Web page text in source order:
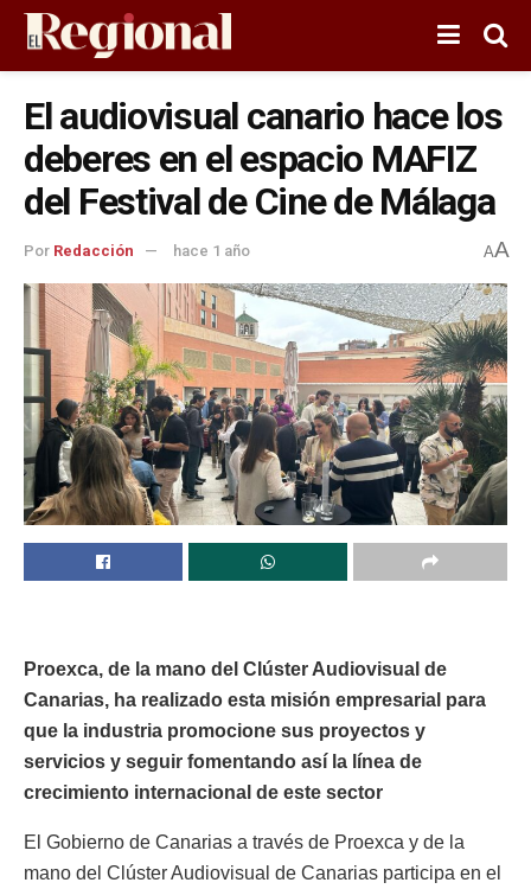
El audiovisual canario hace los
deberes en el espacio MAFIZ
del Festival de Cine de Málaga
Por Redacción hace 1 año AA
Proexca, de la mano del Clúster Audiovisual de
Canarias, ha realizado esta misión empresarial para
que la industria promocione sus proyectos y
servicios y seguir fomentando así la línea de
crecimiento internacional de este sector
El Gobierno de Canarias a través de Proexca y de la
mano del Clúster Audiovisual de Canarias participa en el